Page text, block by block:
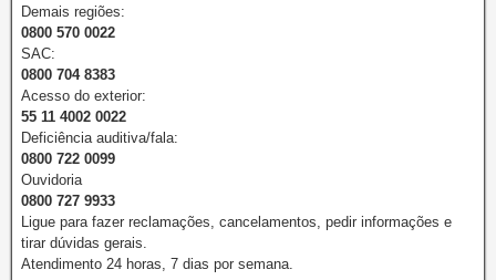
Demais regiões:
0800 570 0022
SAC:
0800 704 8383
Acesso do exterior:
55 11 4002 0022
Deficiência auditiva/fala:
0800 722 0099
Ouvidoria
0800 727 9933
Ligue para fazer reclamações, cancelamentos, pedir informações e
tirar dúvidas gerais.
Atendimento 24 horas, 7 dias por semana.